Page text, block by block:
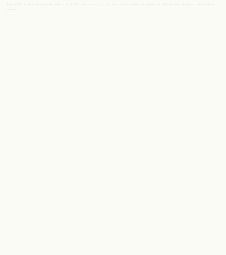
Aujourd'hui restauré avec passion, ce lieu chargé d'histoire ouvre ses portes pour offrir un cadre prestigieux et inoubliable à vos réceptions, séminaires et
séjours.